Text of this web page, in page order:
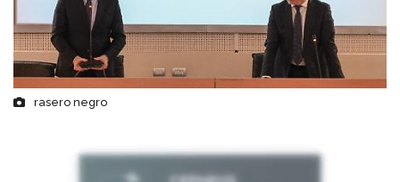
rasero negro